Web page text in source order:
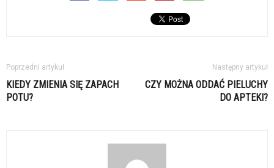
Poprzedni artykuł
KIEDY ZMIENIA SIĘ ZAPACH
POTU?
Następny artykuł
CZY MOŻNA ODDAĆ PIELUCHY
DO APTEKI?